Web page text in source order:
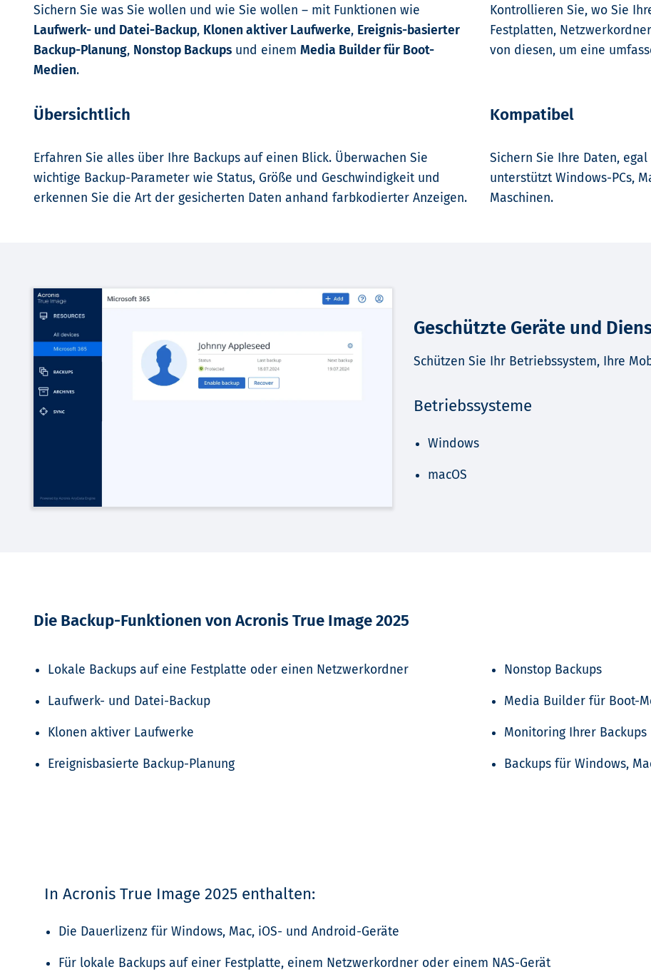
Sichern Sie was Sie wollen und wie Sie wollen – mit Funktionen wie
Laufwerk- und Datei-Backup, Klonen aktiver Laufwerke, Ereignis-basierter
Backup-Planung, Nonstop Backups und einem Media Builder für Boot-
Medien.
Kontrollieren Sie, wo Sie
Festplatten,
von diesen, um eine
Übersichtlich
Erfahren Sie alles über Ihre Backups auf einen Blick. Überwachen Sie
wichtige Backup-Parameter wie Status, Größe und Geschwindigkeit und
erkennen Sie die Art der gesicherten Daten anhand farbkodierter Anzeigen.
Kompatibel
Sichern Sie Ihre Daten,
unterstützt Windows-PCs,
Maschinen.
Geschützte Geräte und
Schützen Sie Ihr Betriebssystem, Ihre
Betriebssysteme
Windows
macOS
Die Backup-Funktionen von Acronis True Image 2025
Lokale Backups auf eine Festplatte oder einen Netzwerkordner
Laufwerk- und Datei-Backup
Klonen aktiver Laufwerke
Ereignisbasierte Backup-Planung
Nonstop Backups
Media Builder für Boot-
Monitoring Ihrer Backups
Backups für Windows,
In Acronis True Image 2025 enthalten:
Die Dauerlizenz für Windows, Mac, iOS- und Android-Geräte
Für lokale Backups auf einer Festplatte, einem Netzwerkordner oder einem NAS-Gerät